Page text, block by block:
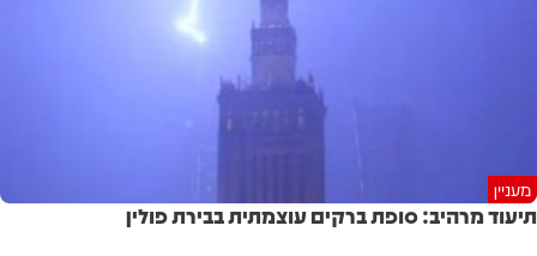
מעניין
תיעוד מרהיב: סופת ברקים עוצמתית בבירת פולין